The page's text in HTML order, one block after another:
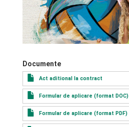
Documente
Act aditional la contract
Formular de aplicare (format DOC)
Formular de aplicare (format PDF)